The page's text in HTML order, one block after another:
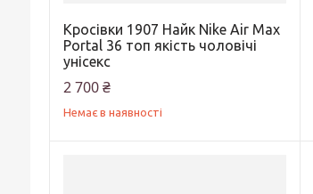
Кросівки 1907 Найк Nike Air Max
Portal 36 топ якість чоловічі
унісекс
2 700 ₴
Немає в наявності